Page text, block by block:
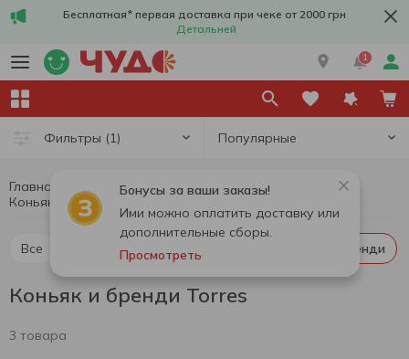
Бесплатная* первая доставка при чеке от 2000 грн
Детальней
1
Фильтры (1) Популярные
Бонусы за ваши заказы!
Ими можно оплатить доставку или
дополнительные сборы.
Просмотреть
Главная Алкоголь
Крепкий алкоголь
Коньяк и бренди
Коньяк и бренди Torres
Все Коньяк и бренди
Коньяк и бренди Torres
3 товара